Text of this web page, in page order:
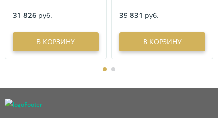
31 826 руб.
В КОРЗИНУ
39 831 руб.
В КОРЗИНУ